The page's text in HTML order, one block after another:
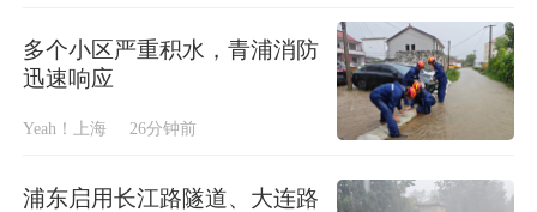
多个小区严重积水，青浦消防
迅速响应
Yeah！上海 26分钟前
浦东启用长江路隧道、大连路